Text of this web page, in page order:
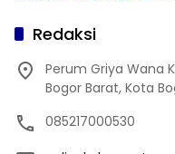
Redaksi
Perum Griya Wana
Bogor Barat, Kota
085217000530